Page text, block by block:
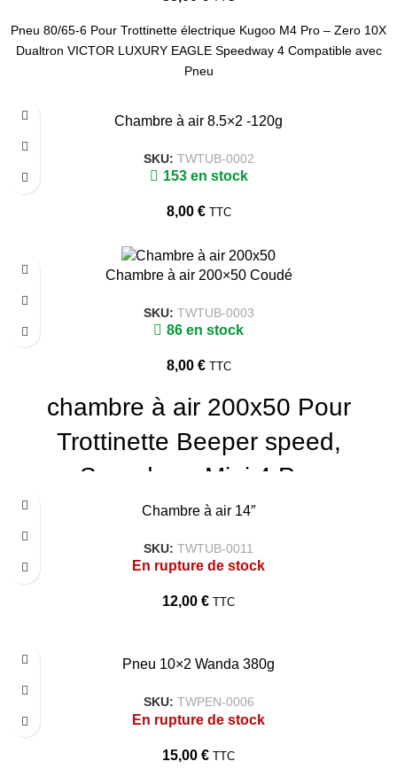
Pneu 80/65-6 Pour Trottinette électrique Kugoo M4 Pro – Zero 10X
Dualtron VICTOR LUXURY EAGLE Speedway 4 Compatible avec
Pneu
Chambre à air 8.5×2 -120g
SKU: TWTUB-0002
153 en stock
8,00 € TTC
Chambre à air 200×50 Coudé
SKU: TWTUB-0003
86 en stock
8,00 € TTC
chambre à air 200x50 Pour
Trottinette Beeper speed,
Speedway Mini 4 Pro
Chambre à air 14″
SKU: TWTUB-0011
En rupture de stock
12,00 € TTC
Pneu 10×2 Wanda 380g
SKU: TWPEN-0006
En rupture de stock
15,00 € TTC